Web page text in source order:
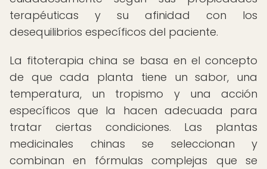
terapéuticas y su afinidad con los
desequilibrios específicos del paciente.
La fitoterapia china se basa en el concepto
de que cada planta tiene un sabor, una
temperatura, un tropismo y una acción
específicos que la hacen adecuada para
tratar ciertas condiciones. Las plantas
medicinales chinas se seleccionan y
combinan en fórmulas complejas que se